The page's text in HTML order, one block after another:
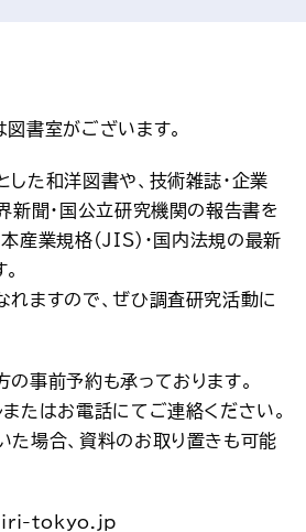
お問い合わせ
English
書室がございます。
た和洋図書や、技術雑誌・企業
新聞・国公立研究機関の報告書を
本産業規格(JIS)・国内法規の最新
れますので、ぜひ調査研究活動に
事前予約も承っております。
たはお電話にてご連絡ください。
た場合、資料のお取り置きも可能
tokyo.jp